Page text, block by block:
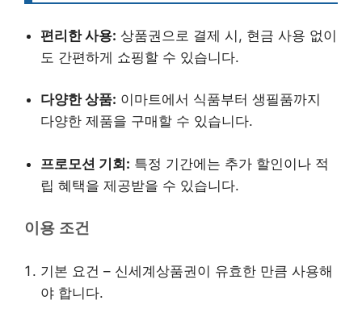
편리한 사용: 상품권으로 결제 시, 현금 사용 없이
도 간편하게 쇼핑할 수 있습니다.
다양한 상품: 이마트에서 식품부터 생필품까지
다양한 제품을 구매할 수 있습니다.
프로모션 기회: 특정 기간에는 추가 할인이나 적
립 혜택을 제공받을 수 있습니다.
이용 조건
기본 요건 – 신세계상품권이 유효한 만큼 사용해
야 합니다.